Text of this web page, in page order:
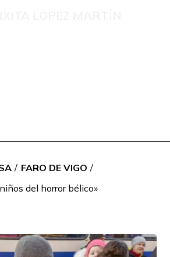
/ FARO DE VIGO /
del horror bélico»